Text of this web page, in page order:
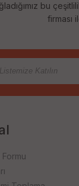
bu
firması